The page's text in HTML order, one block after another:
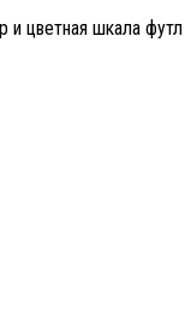
и цветная шкала футл